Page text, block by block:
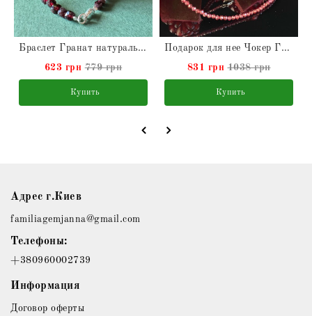
Браслет Гранат натуральный
623 грн 779 грн
Купить
Подарок для нее Чокер Гранат натуральный
831 грн 1038 грн
Купить
Адрес г.Киев
familiagemjanna@gmail.com
Телефоны:
+380960002739
Информация
Договор оферты